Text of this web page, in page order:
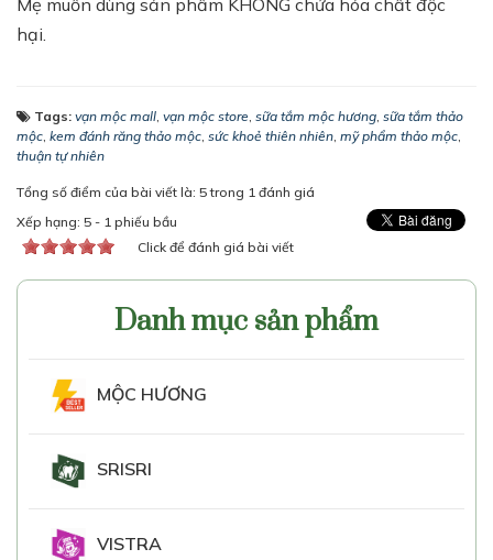
Mẹ muốn dùng sản phẩm KHÔNG chứa hóa chất độc
hại.
Tags: vạn mộc mall, vạn mộc store, sữa tắm mộc hương, sữa tắm thảo
mộc, kem đánh răng thảo mộc, sức khoẻ thiên nhiên, mỹ phẩm thảo mộc,
thuận tự nhiên
Tổng số điểm của bài viết là: 5 trong 1 đánh giá
Xếp hạng: 5 - 1 phiếu bầu
Click để đánh giá bài viết
Danh mục sản phẩm
MỘC HƯƠNG
SRISRI
VISTRA